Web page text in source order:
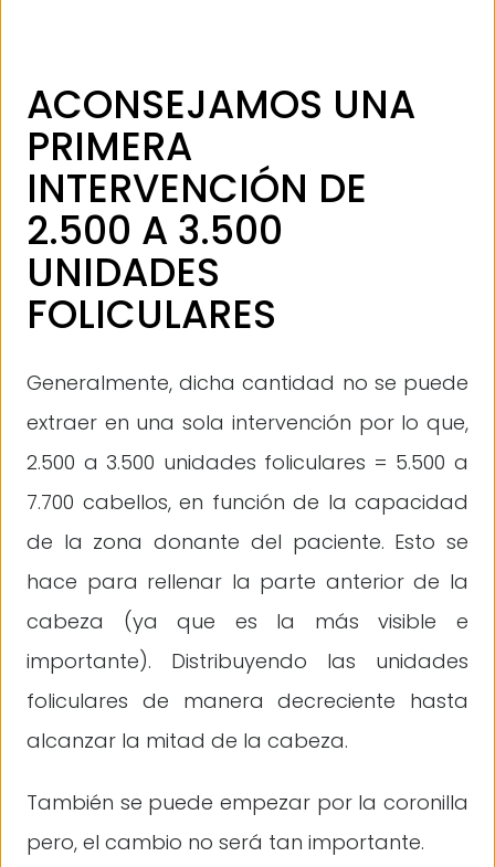
ACONSEJAMOS UNA
PRIMERA
INTERVENCIÓN DE
2.500 A 3.500
UNIDADES
FOLICULARES
Generalmente, dicha cantidad no se puede
extraer en una sola intervención por lo que,
2.500 a 3.500 unidades foliculares = 5.500 a
7.700 cabellos, en función de la capacidad
de la zona donante del paciente. Esto se
hace para rellenar la parte anterior de la
cabeza (ya que es la más visible e
importante). Distribuyendo las unidades
foliculares de manera decreciente hasta
alcanzar la mitad de la cabeza.
También se puede empezar por la coronilla
pero, el cambio no será tan importante.